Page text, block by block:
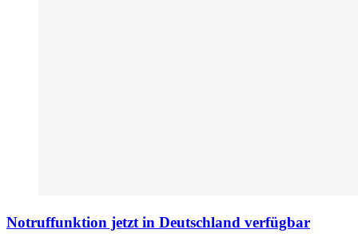
Notruffunktion jetzt in Deutschland verfügbar